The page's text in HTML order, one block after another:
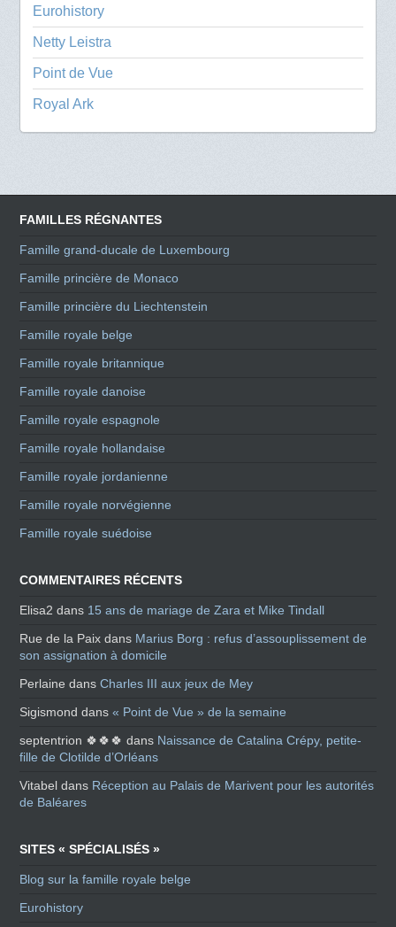
Eurohistory
Netty Leistra
Point de Vue
Royal Ark
FAMILLES RÉGNANTES
Famille grand-ducale de Luxembourg
Famille princière de Monaco
Famille princière du Liechtenstein
Famille royale belge
Famille royale britannique
Famille royale danoise
Famille royale espagnole
Famille royale hollandaise
Famille royale jordanienne
Famille royale norvégienne
Famille royale suédoise
COMMENTAIRES RÉCENTS
Elisa2 dans 15 ans de mariage de Zara et Mike Tindall
Rue de la Paix dans Marius Borg : refus d’assouplissement de
son assignation à domicile
Perlaine dansCharles III aux jeux de Mey
Sigismond dans« Point de Vue » de la semaine
septentrion 🍀🍀🍀 dans Naissance de Catalina Crépy, petite-
fille de Clotilde d’Orléans
Vitabel dans Réception au Palais de Marivent pour les autorités
de Baléares
SITES « SPÉCIALISÉS »
Blog sur la famille royale belge
Eurohistory